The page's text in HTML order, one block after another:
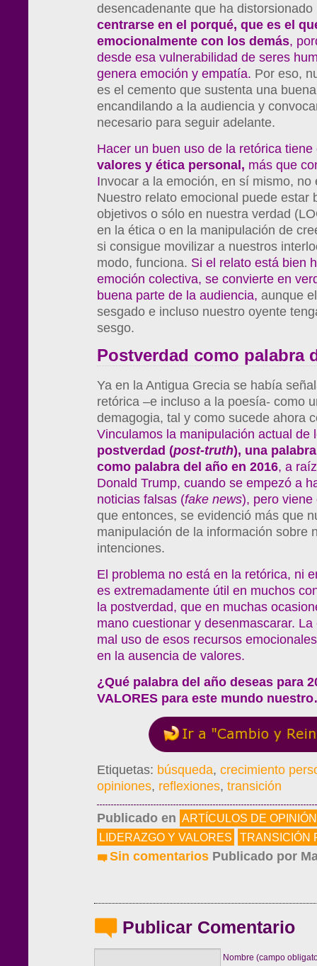
desencadenante que ha
centrarse en el porqué, que es el
emocionalmente con los demás,
desde esa vulnerabilidad de seres
genera emoción y empatía. Por eso,
es el cemento que sustenta una
encandilando a la audiencia y
necesario para seguir adelante.
Hacer un buen uso de la retórica
valores y ética personal, más que
Invocar a la emoción, en sí mismo, no
Nuestro relato emocional puede estar
objetivos o sólo en nuestra verdad
en la ética o en la manipulación de
si consigue movilizar a nuestros
modo, funciona. Si el relato está bien
emoción colectiva, se convierte en
buena parte de la audiencia, aunque
sesgado e incluso nuestro oyente
sesgo.
Postverdad como palabra
Ya en la Antigua Grecia se había
retórica –e incluso a la poesía- como
demagogia, tal y como sucede ahora
Vinculamos la manipulación actual de
postverdad (post-truth), una
como palabra del año en 2016, a
Donald Trump, cuando se empezó a
noticias falsas (fake news), pero
que entonces, se evidenció más que
manipulación de la información sobre
intenciones.
El problema no está en la retórica, ni
es extremadamente útil en muchos
la postverdad, que en muchas
mano cuestionar y desenmascarar.
mal uso de esos recursos
en la ausencia de valores.
¿Qué palabra del año deseas para
VALORES para este mundo
Etiquetas: búsqueda, crecimiento
opiniones, reflexiones, transición
Publicado en ARTÍCULOS DE OPINIÓN
LIDERAZGO Y VALORES
TRANSICIÓN
Sin comentarios Publicado por
Publicar Comentario
Nombre (campo